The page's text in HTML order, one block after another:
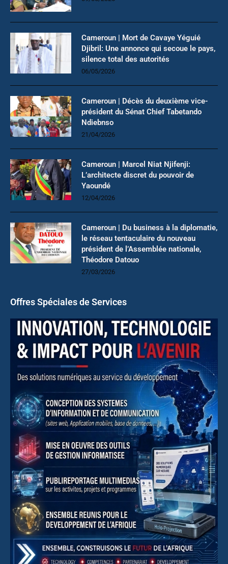
Cameroun | Mort de Cavaye Yéguié
Djibril: Une annonce qui secoue le pays,
silence total des autorités
06/05/2026
Cameroun | Décès du deuxième vice-
président du Sénat Chief Tabetando
Ndiebnso
21/04/2026
Cameroun | Marcel Niat Njifenji:
L’architecte discret du pouvoir de
Yaoundé
12/04/2026
Cameroun | Du business à la diplomatie,
le réseau tentaculaire du nouveau
président de l’Assemblée nationale,
Théodore Datouo
27/03/2026
Offres Spéciales de Services